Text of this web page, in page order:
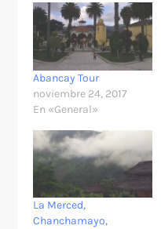
Abancay Tour
noviembre 24, 2017
En «General»
La Merced,
Chanchamayo,